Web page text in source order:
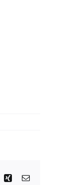
Xing Correo